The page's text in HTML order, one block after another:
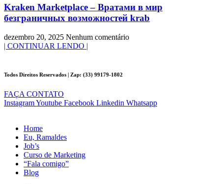
Kraken Marketplace – Вратами в мир
безграничных возможностей krab
dezembro 20, 2025 Nenhum comentário
| CONTINUAR LENDO |
Todos Direitos Reservados | Zap: (33) 99179-1802
FAÇA CONTATO
InstagramYoutube Facebook Linkedin Whatsapp
Home
Eu, Ramaldes
Job’s
Curso de Marketing
“Fala comigo”
Blog